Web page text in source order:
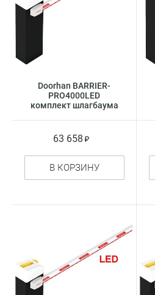
Doorhan BARRIER-
PRO4000LED
комплект шлагбаума
63 658
В КОРЗИНУ